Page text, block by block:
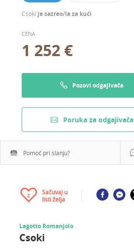
Csoki je sazreo/la za kući
CENA
1 252 €
Pozovi odgajivača
Poruka za odgajivača
Pomoć pri slanju?
2
Sačuvaj u
listi želja
Lagotto Romanjolo
Csoki